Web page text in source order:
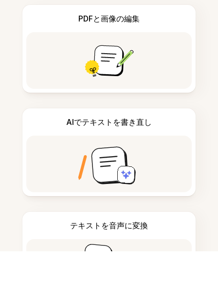
PDFと画像の編集
AIでテキストを書き直し
テキストを音声に変換